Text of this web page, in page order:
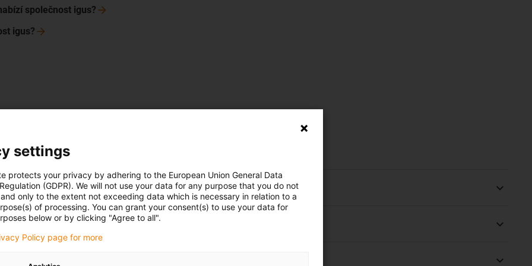
společnost igus?
igus?
nebo sledování stavu stroje (zejména rotujících součástí nebo pohyblivých aplikací), systému nebo
stavu pro výrobce zařízení, strojů a zařízení (OEM)?
settings
protects your privacy by adhering to the European Union General Data
(GDPR). We will not use your data for any purpose that you do not
only to the extent not exceeding data which is necessary in relation to a
of processing. You can grant your consent(s) to use your data for
below or by clicking "Agree to all".
Policy page for more